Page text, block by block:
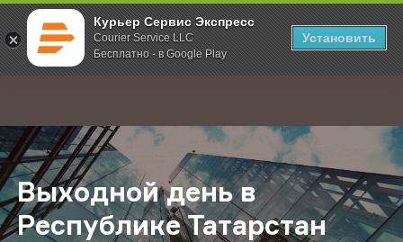
Курьер Сервис Экспресс
Courier Service LLC
Бесплатно - в Google Play
Установить
; Главная О компании Новости Выходной день в Республике
Выходной день в
Республике Татарстан